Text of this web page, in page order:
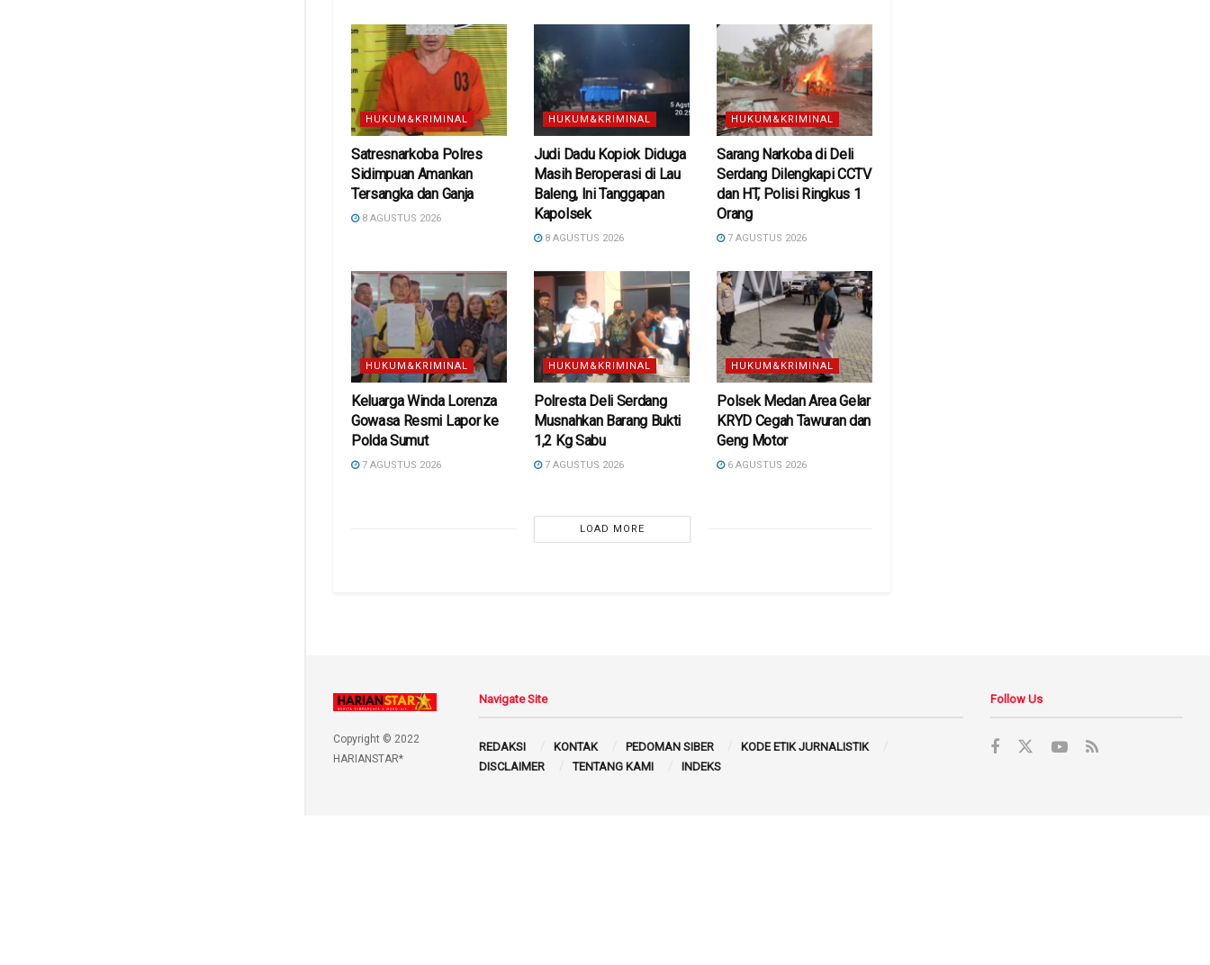
HUKUM&KRIMINAL
Satresnarkoba Polres
Sidimpuan Amankan
Tersangka dan Ganja
8 AGUSTUS 2026
HUKUM&KRIMINAL
Judi Dadu Kopiok Diduga
Masih Beroperasi di Lau
Baleng, Ini Tanggapan
Kapolsek
8 AGUSTUS 2026
HUKUM&KRIMINAL
Sarang Narkoba di Deli
Serdang Dilengkapi CCTV
dan HT, Polisi Ringkus 1
Orang
7 AGUSTUS 2026
HUKUM&KRIMINAL
Keluarga Winda Lorenza
Gowasa Resmi Lapor ke
Polda Sumut
7 AGUSTUS 2026
HUKUM&KRIMINAL
Polresta Deli Serdang
Musnahkan Barang Bukti
1,2 Kg Sabu
7 AGUSTUS 2026
HUKUM&KRIMINAL
Polsek Medan Area Gelar
KRYD Cegah Tawuran dan
Geng Motor
6 AGUSTUS 2026
LOAD MORE
Copyright © 2022
HARIANSTAR*
Navigate Site
REDAKSI KONTAK PEDOMAN SIBER
KODE ETIK JURNALISTIK
DISCLAIMER
TENTANG KAMI INDEKS
Follow Us